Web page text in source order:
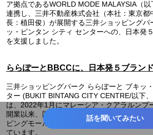
ア拠点であるWORLD MODE MALAYSIA（以
連携し、三井不動産株式会社（本社：東京都
長：植田俊）が展開する三井ショッピングパ
ッ・ビンタン シティ センターへの、日本発
を支援しました。
ららぽーとBBCCに、日本発５ブラン
三井ショッピングパーク ららぽーと ブキッ
ター (BUKIT BINTANG CITY CENTRE/以下、
は、2022年1月にマレーシア・クアラルンプ
開業以来、国内外の人気ブランドが次々と出
ピングモールの枠を超えた新しい体験型商業
ています。
話を聞いてみたい